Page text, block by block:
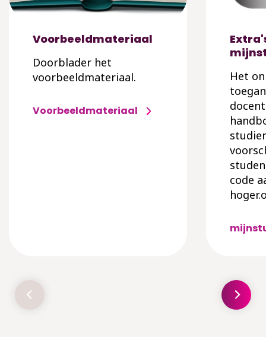
Voorbeeldmateriaal
Doorblader het
voorbeeldmateriaal.
Voorbeeldmateriaal
Het
code